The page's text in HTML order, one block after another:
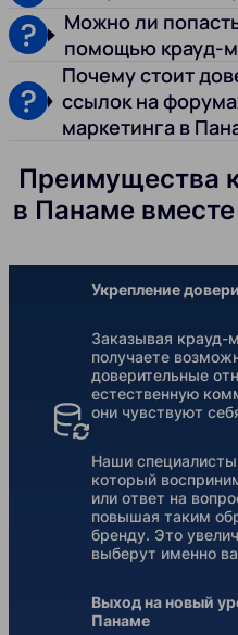
Можно ли
помощью крауд-
Почему стоит
ссылок на
маркетинга в
Преимущества
в Панаме
Укрепление
Заказывая крауд-
получаете
доверительные
естественную
они чувствуют
Наши
который
или ответ на
повышая таким
бренду. Это
выберут именно
Выход на новый
Панаме